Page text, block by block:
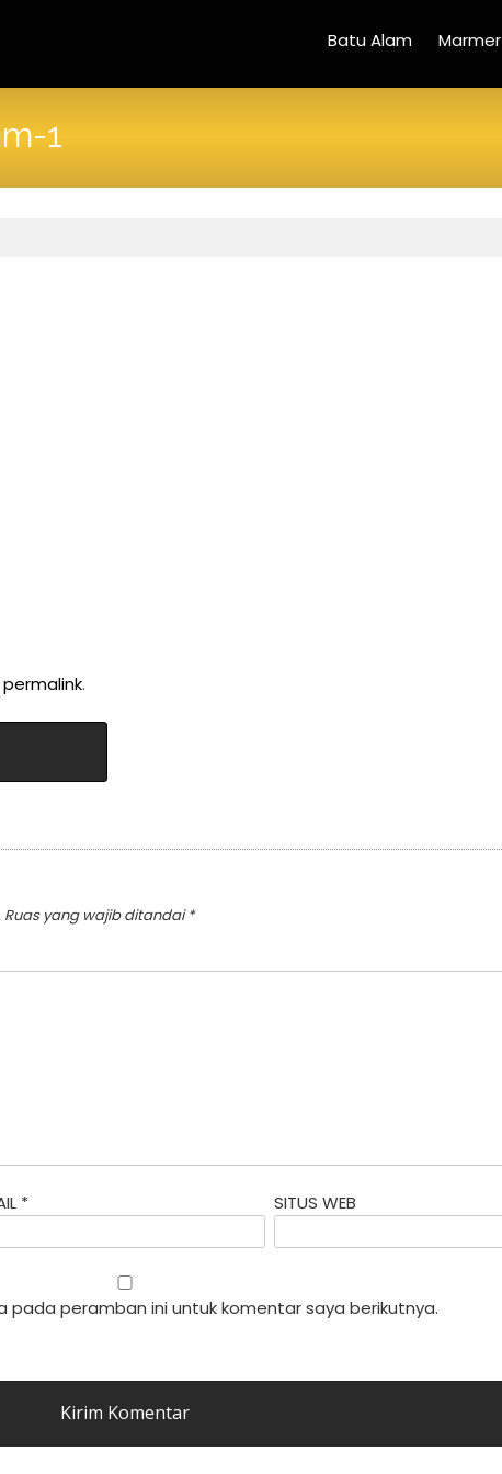
Batu Alam Marmer
1
permalink.
Ruas yang wajib ditandai*
* SITUS WEB
pada peramban ini untuk komentar saya berikutnya.